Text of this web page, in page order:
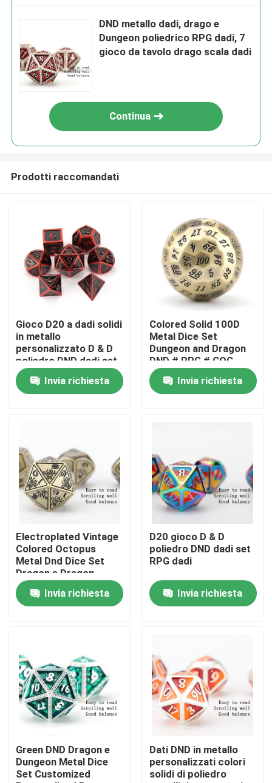
Chi siamo
Contatti
Prodotti
Video
Dadi di RPG della resina
Dadi di RPG del metallo
Dadi Polyhedral della resina
DND metallo dadi, drago e
Dungeon poliedrico RPG dadi, 7
gioco da tavolo drago scala dadi
Continua
Prodotti raccomandati
Gioco D20 a dadi solidi
in metallo
personalizzato D & D
poliedro DND dadi set
RPG dadi
Invia richiesta
Colored Solid 100D
Metal Dice Set
Dungeon and Dragon
DND # RPG # COC
Invia richiesta
Electroplated Vintage
Colored Octopus
Metal Dnd Dice Set
Dragon e Dragon
Chessboard Game
Dice
Invia richiesta
D20 gioco D & D
poliedro DND dadi set
RPG dadi
Invia richiesta
Green DND Dragon e
Dungeon Metal Dice
Set Customized
Dati DND in metallo
personalizzati colori
solidi di poliedro